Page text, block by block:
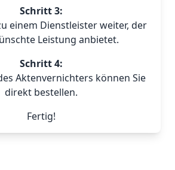
Schritt 3:
einem Dienstleister weiter, der
Leistung anbietet.
Schritt 4:
Aktenvernichters können Sie
direkt bestellen.
Fertig!